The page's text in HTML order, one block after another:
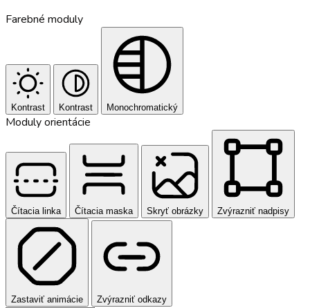
Farebné moduly
Kontrast Kontrast Monochromatický
Moduly orientácie
Čítacia linka Čítacia maska Skryť obrázky Zvýrazniť nadpisy
Zastaviť animácie
Zvýrazniť odkazy